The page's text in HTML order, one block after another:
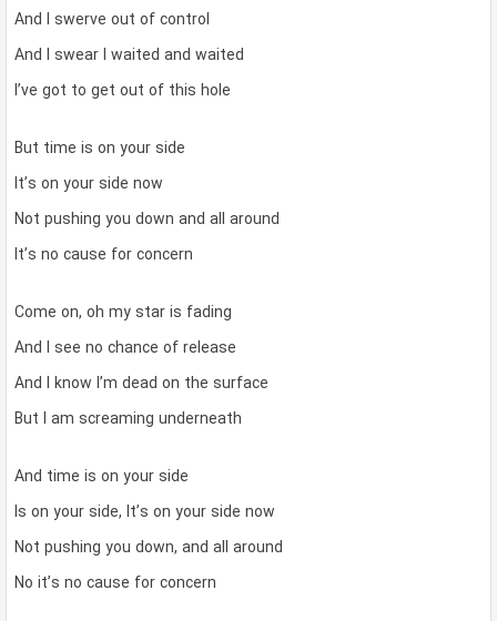
And I swerve out of control
And I swear I waited and waited
I’ve got to get out of this hole
But time is on your side
It’s on your side now
Not pushing you down and all around
It’s no cause for concern
Come on, oh my star is fading
And I see no chance of release
And I know I’m dead on the surface
But I am screaming underneath
And time is on your side
Is on your side, It’s on your side now
Not pushing you down, and all around
No it’s no cause for concern